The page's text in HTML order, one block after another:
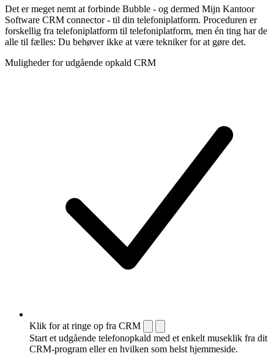
Det er meget nemt at forbinde Bubble - og dermed Mijn Kantoor
Software CRM connector - til din telefoniplatform. Proceduren er
forskellig fra telefoniplatform til telefoniplatform, men én ting har de
alle til fælles: Du behøver ikke at være tekniker for at gøre det.
Muligheder for udgående opkald CRM
Klik for at ringe op fra CRM
Start et udgående telefonopkald med et enkelt museklik fra dit
CRM-program eller en hvilken som helst hjemmeside.